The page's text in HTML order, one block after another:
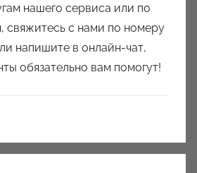
нашего сервиса или по
свяжитесь с нами по номеру
напишите в онлайн-чат,
обязательно вам помогут!